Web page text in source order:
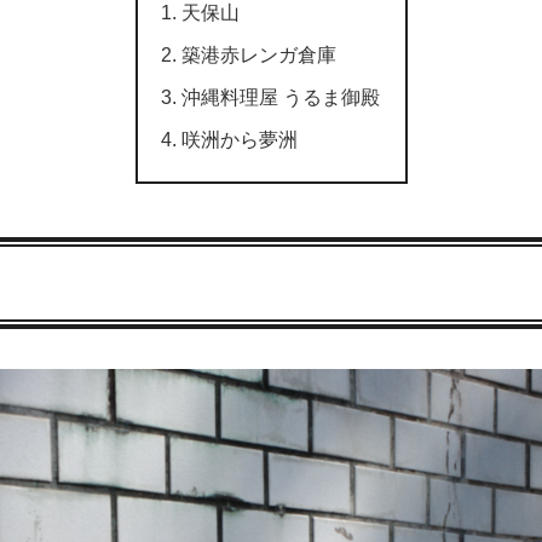
天保山
築港赤レンガ倉庫
沖縄料理屋 うるま御殿
咲洲から夢洲